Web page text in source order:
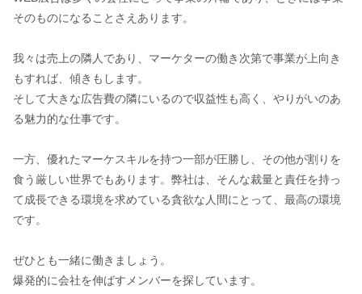
そのものになることさえあります。
我々は売上の隣人であり、マーケターの働き次第で事業が上向き
もすれば、傾きもします。
そして大きな広告費の隣にいるので収益性も高く、やりがいのあ
る魅力的な仕事です。
一方、優れたマーケスキルを持つ一部が圧勝し、その他が割りを
食う厳しい世界でもあります。弊社は、そんな裁量と責任を持っ
て成長できる環境を求めている貪欲な人間にとって、最高の環境
です。
ぜひとも一緒に働きましょう。
爆発的に会社を伸ばすメンバーを探しています。